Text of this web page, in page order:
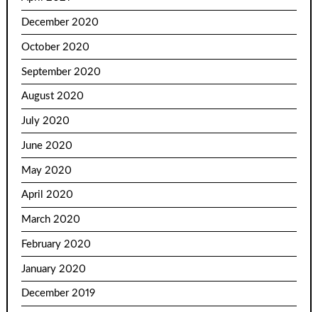
December 2020
October 2020
September 2020
August 2020
July 2020
June 2020
May 2020
April 2020
March 2020
February 2020
January 2020
December 2019